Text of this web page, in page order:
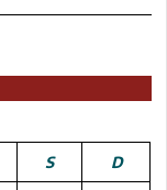
S D